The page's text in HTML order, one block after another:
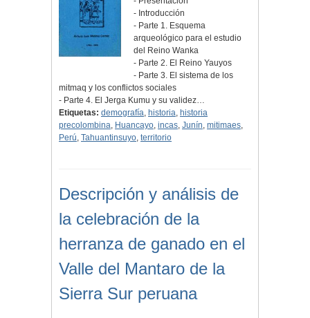
- Introducción
- Parte 1. Esquema
arqueológico para el estudio
del Reino Wanka
- Parte 2. El Reino Yauyos
- Parte 3. El sistema de los
mitmaq y los conflictos sociales
- Parte 4. El Jerga Kumu y su validez…
Etiquetas: demografía, historia, historia
precolombina, Huancayo, incas, Junín, mitimaes,
Perú, Tahuantinsuyo, territorio
Descripción y análisis de
la celebración de la
herranza de ganado en el
Valle del Mantaro de la
Sierra Sur peruana